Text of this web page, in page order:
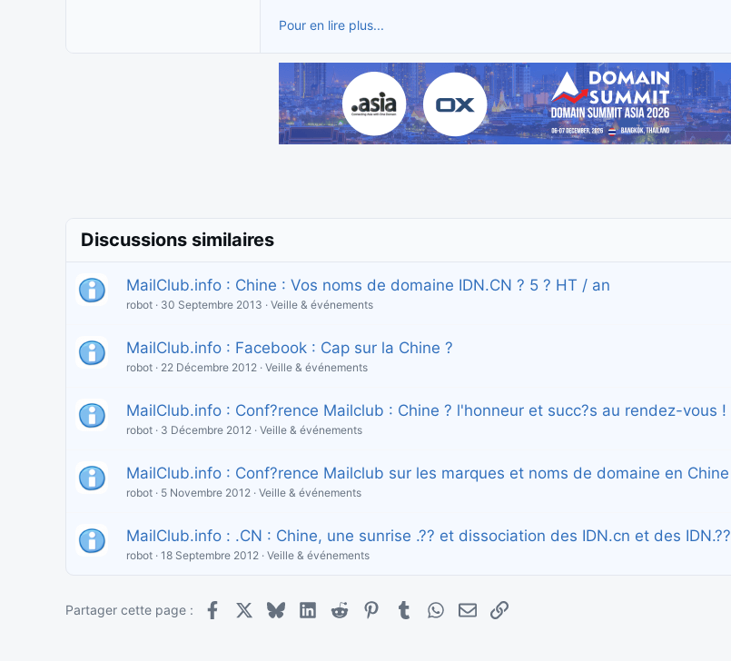
n
Pour en lire plus...
Discussions similaires
MailClub.info : Chine : Vos noms de domaine IDN.CN ? 5 ? HT / an
robot 30 Septembre 2013 Veille & événements
MailClub.info : Facebook : Cap sur la Chine ?
robot 22 Décembre 2012 Veille & événements
MailClub.info : Conf?rence Mailclub : Chine ? l'honneur et succ?s au rendez-vous !
robot 3 Décembre 2012 Veille & événements
MailClub.info : Conf?rence Mailclub sur les marques et noms de domaine en Chine
robot 5 Novembre 2012 Veille & événements
MailClub.info : .CN : Chine, une sunrise .?? et dissociation des IDN.cn et des IDN.??
robot 18 Septembre 2012 Veille & événements
Partager cette page : Facebook BlueskyLinkedIn
Reddit PinterestTumblrWhatsApp
E-mailLien